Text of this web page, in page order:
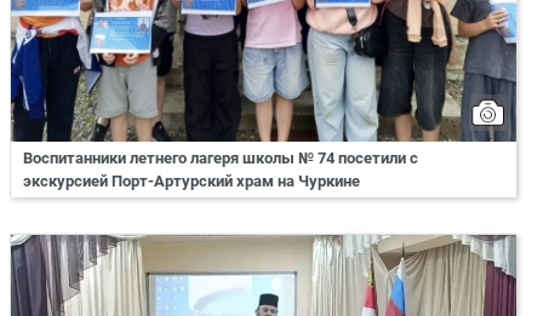
Воспитанники летнего лагеря школы № 74 посетили с
экскурсией Порт-Артурский храм на Чуркине